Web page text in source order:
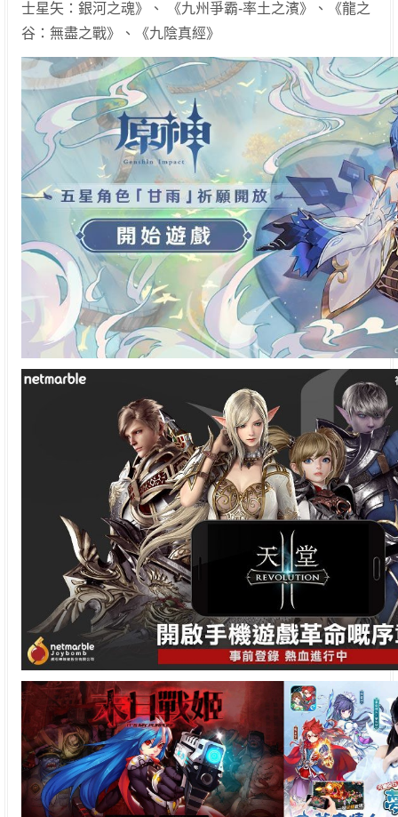
士星矢：銀河之魂》、 《九州爭霸-率土之濱》、《龍之
谷：無盡之戰》、《九陰真經》